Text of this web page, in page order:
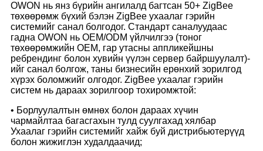
OWON нь янз бүрийн ангилалд багтсан 50+ ZigBee
төхөөрөмж бүхий бэлэн ZigBee ухаалаг гэрийн
системийг санал болгодог. Стандарт саналуудаас
гадна OWON нь OEM/ODM үйлчилгээ (тоног
төхөөрөмжийн OEM, гар утасны аппликейшны
ребрендинг болон хувийн үүлэн сервер байршуулалт)-
ийг санал болгож, таны бизнесийн ерөнхий зорилгод
хүрэх боломжийг олгодог. ZigBee ухаалаг гэрийн
систем нь дараах зорилгоор тохиромжтой:
• Борлуулалтын өмнөх болон дараах хүчин
чармайлтаа багасгахын тулд суулгахад хялбар
Ухаалаг гэрийн системийг хайж буй дистрибьютерүүд
болон жижиглэн худалдаачид;